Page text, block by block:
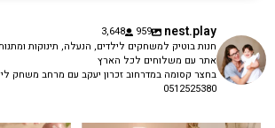
nest.play
959
3,648
חנות בוטיק למשחקים לילדים, הנעלה, תינוקות
אתר עם משלוחים לכל הארץ
בחצר קסומה במדרחוב זכרון יעקב עם מרחב משחק
0512525380